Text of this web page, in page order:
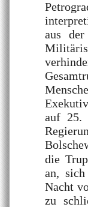
aus
auf 25.
die
an,
Nacht
zu